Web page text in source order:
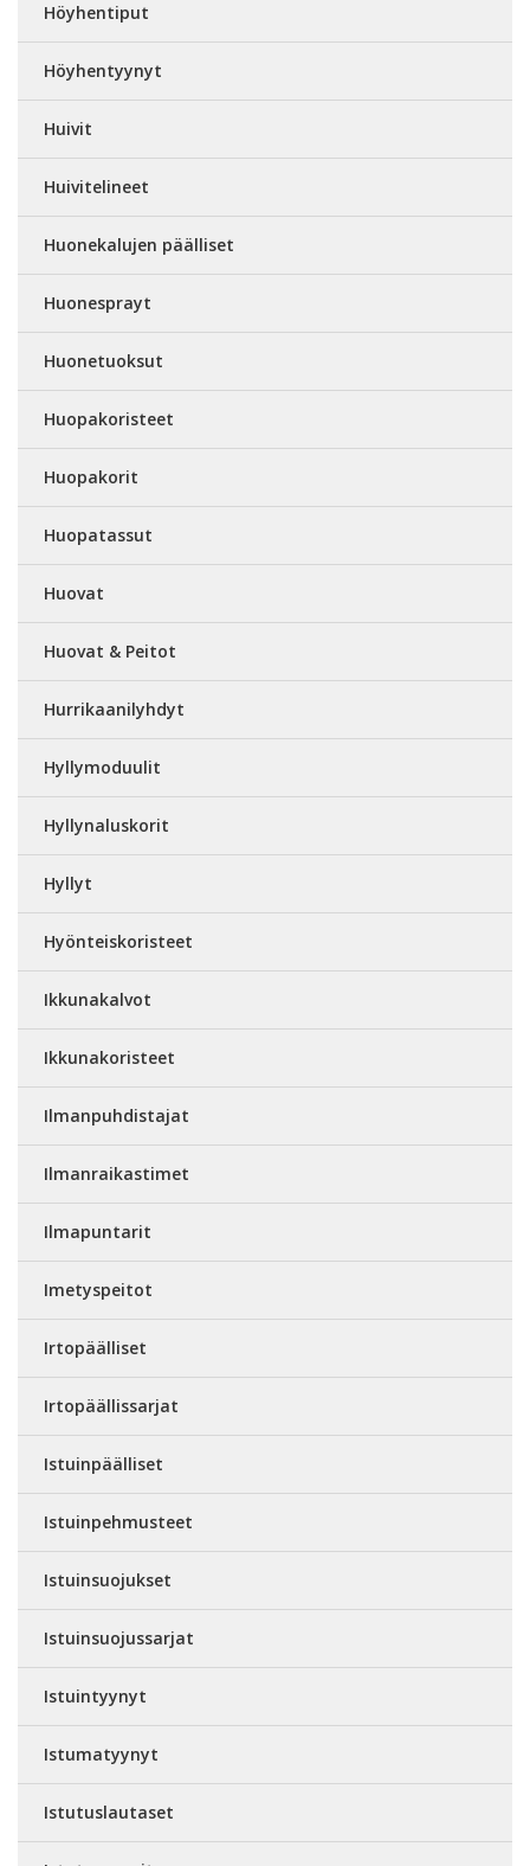
Höyhentiput
Höyhentyynyt
Huivit
Huivitelineet
Huonekalujen päälliset
Huonesprayt
Huonetuoksut
Huopakoristeet
Huopakorit
Huopatassut
Huovat
Huovat & Peitot
Hurrikaanilyhdyt
Hyllymoduulit
Hyllynaluskorit
Hyllyt
Hyönteiskoristeet
Ikkunakalvot
Ikkunakoristeet
Ilmanpuhdistajat
Ilmanraikastimet
Ilmapuntarit
Imetyspeitot
Irtopäälliset
Irtopäällissarjat
Istuinpäälliset
Istuinpehmusteet
Istuinsuojukset
Istuinsuojussarjat
Istuintyynyt
Istumatyynyt
Istutuslautaset